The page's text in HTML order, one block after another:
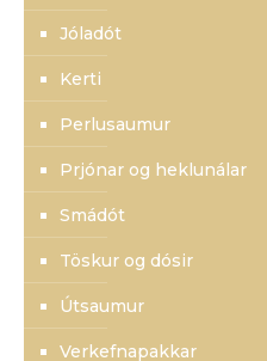
Jóladót
Kerti
Perlusaumur
Prjónar og heklunálar
Smádót
Töskur og dósir
Útsaumur
Verkefnapakkar